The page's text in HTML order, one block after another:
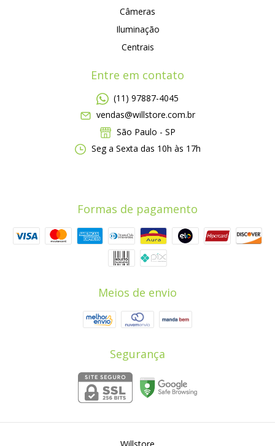
Câmeras
Iluminação
Centrais
Entre em contato
(11) 97887-4045
vendas@willstore.com.br
São Paulo - SP
Seg a Sexta das 10h às 17h
Formas de pagamento
Meios de envio
Segurança